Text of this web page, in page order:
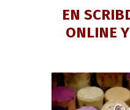
EN
ONLINE